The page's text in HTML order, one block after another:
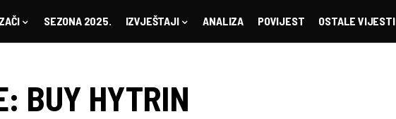
SEZONA 2025. IZVJEŠTAJI ANALIZA POVIJEST OSTALE VIJESTI
BUY HYTRIN